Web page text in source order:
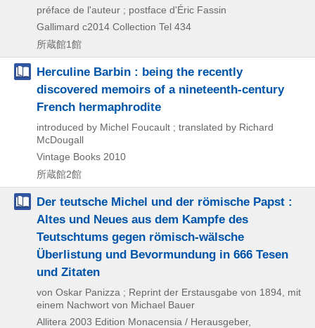
préface de l'auteur ; postface d'Éric Fassin
Gallimard c2014 Collection Tel 434
所蔵館1館
Herculine Barbin : being the recently
discovered memoirs of a nineteenth-century
French hermaphrodite
introduced by Michel Foucault ; translated by Richard
McDougall
Vintage Books 2010
所蔵館2館
Der teutsche Michel und der römische Papst :
Altes und Neues aus dem Kampfe des
Teutschtums gegen römisch-wälsche
Überlistung und Bevormundung in 666 Tesen
und Zitaten
von Oskar Panizza ; Reprint der Erstausgabe von 1894, mit
einem Nachwort von Michael Bauer
Allitera 2003 Edition Monacensia / Herausgeber,